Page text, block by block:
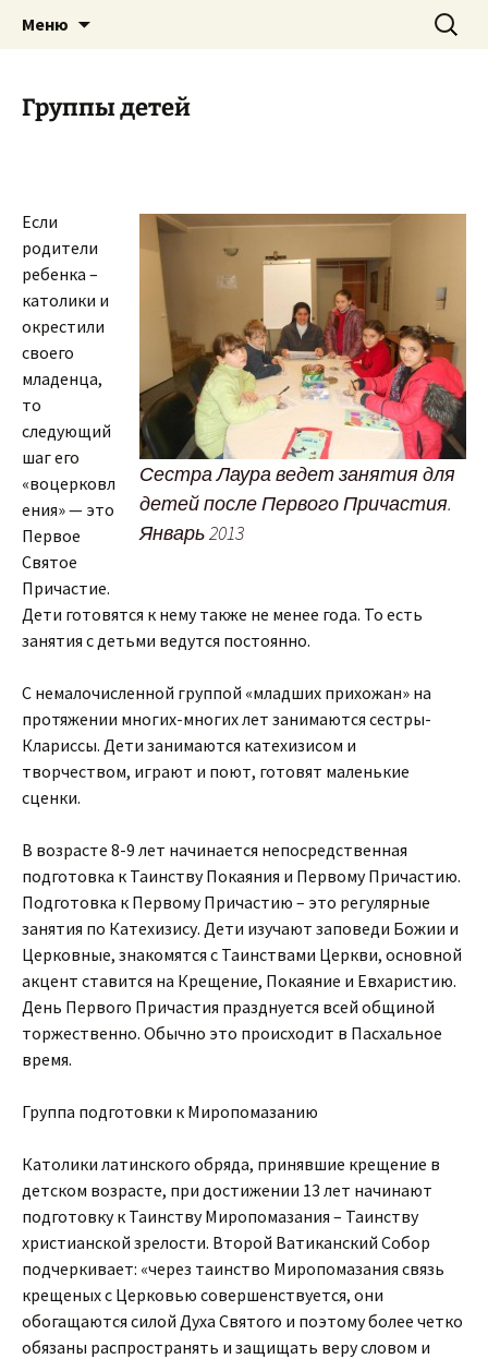
Римско-католическая
церковь в Саратове
Приход святого Климента
Меню Найти:
Группы детей
Сестра Лаура ведет занятия для
детей после Первого Причастия.
Январь 2013
Если
родители
ребенка –
католики и
окрестили
своего
младенца,
то
следующий
шаг его
«воцерковл
ения» — это
Первое
Святое
Причастие.
Дети готовятся к нему также не менее года. То есть
занятия с детьми ведутся постоянно.
С немалочисленной группой «младших прихожан» на
протяжении многих-многих лет занимаются сестры-
Клариссы. Дети занимаются катехизисом и
творчеством, играют и поют, готовят маленькие
сценки.
В возрасте 8-9 лет начинается непосредственная
подготовка к Таинству Покаяния и Первому Причастию.
Подготовка к Первому Причастию – это регулярные
занятия по Катехизису. Дети изучают заповеди Божии и
Церковные, знакомятся с Таинствами Церкви, основной
акцент ставится на Крещение, Покаяние и Евхаристию.
День Первого Причастия празднуется всей общиной
торжественно. Обычно это происходит в Пасхальное
время.
Группа подготовки к Миропомазанию
Католики латинского обряда, принявшие крещение в
детском возрасте, при достижении 13 лет начинают
подготовку к Таинству Миропомазания – Таинству
христианской зрелости. Второй Ватиканский Собор
подчеркивает: «через таинство Миропомазания связь
крещеных с Церковью совершенствуется, они
обогащаются силой Духа Святого и поэтому более четко
обязаны распространять и защищать веру словом и